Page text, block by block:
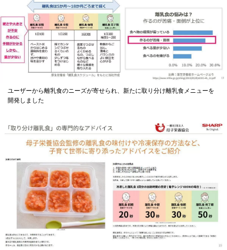
ユーザーから離乳食のニーズが寄せられ、新たに取り分け離乳食メニューを
開発しました